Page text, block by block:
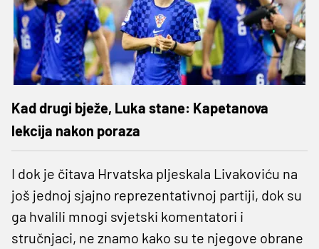
Kad drugi bježe, Luka stane: Kapetanova
lekcija nakon poraza
I dok je čitava Hrvatska pljeskala Livakoviću na
još jednoj sjajno reprezentativnoj partiji, dok su
ga hvalili mnogi svjetski komentatori i
stručnjaci, ne znamo kako su te njegove obrane